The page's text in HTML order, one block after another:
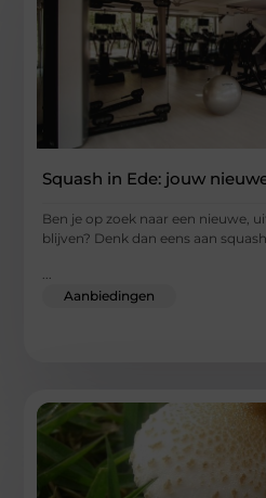
Squash in Ede: jouw
Ben je op zoek naar een nieuwe,
blijven? Denk dan eens aan
Aanbiedingen